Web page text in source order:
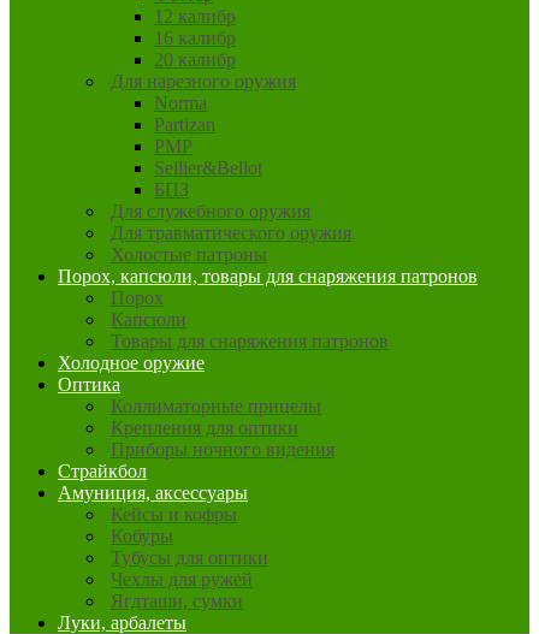
12 калибр
16 калибр
20 калибр
Для нарезного оружия
Norma
Partizan
PMP
Sellier&Bellot
БПЗ
Для служебного оружия
Для травматического оружия
Холостые патроны
Порох, капсюли, товары для снаряжения патронов
Порох
Капсюли
Товары для снаряжения патронов
Холодное оружие
Оптика
Коллиматорные прицелы
Крепления для оптики
Приборы ночного видения
Страйкбол
Амуниция, аксессуары
Кейсы и кофры
Кобуры
Тубусы для оптики
Чехлы для ружей
Ягдташи, сумки
Луки, арбалеты